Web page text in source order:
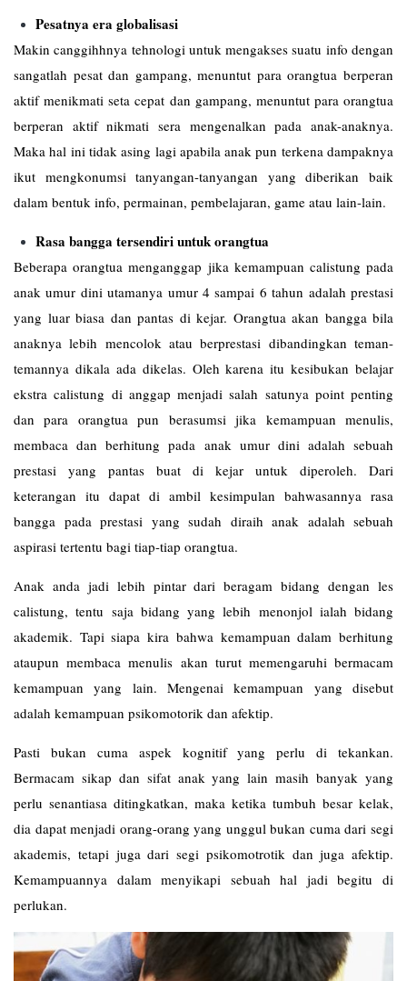
Pesatnya era globalisasi
Makin canggihhnya tehnologi untuk mengakses suatu info dengan
sangatlah pesat dan gampang, menuntut para orangtua berperan
aktif menikmati seta cepat dan gampang, menuntut para orangtua
berperan aktif nikmati sera mengenalkan pada anak-anaknya.
Maka hal ini tidak asing lagi apabila anak pun terkena dampaknya
ikut mengkonumsi tanyangan-tanyangan yang diberikan baik
dalam bentuk info, permainan, pembelajaran, game atau lain-lain.
Rasa bangga tersendiri untuk orangtua
Beberapa orangtua menganggap jika kemampuan calistung pada
anak umur dini utamanya umur 4 sampai 6 tahun adalah prestasi
yang luar biasa dan pantas di kejar. Orangtua akan bangga bila
anaknya lebih mencolok atau berprestasi dibandingkan teman-
temannya dikala ada dikelas. Oleh karena itu kesibukan belajar
ekstra calistung di anggap menjadi salah satunya point penting
dan para orangtua pun berasumsi jika kemampuan menulis,
membaca dan berhitung pada anak umur dini adalah sebuah
prestasi yang pantas buat di kejar untuk diperoleh. Dari
keterangan itu dapat di ambil kesimpulan bahwasannya rasa
bangga pada prestasi yang sudah diraih anak adalah sebuah
aspirasi tertentu bagi tiap-tiap orangtua.
Anak anda jadi lebih pintar dari beragam bidang dengan les
calistung, tentu saja bidang yang lebih menonjol ialah bidang
akademik. Tapi siapa kira bahwa kemampuan dalam berhitung
ataupun membaca menulis akan turut memengaruhi bermacam
kemampuan yang lain. Mengenai kemampuan yang disebut
adalah kemampuan psikomotorik dan afektip.
Pasti bukan cuma aspek kognitif yang perlu di tekankan.
Bermacam sikap dan sifat anak yang lain masih banyak yang
perlu senantiasa ditingkatkan, maka ketika tumbuh besar kelak,
dia dapat menjadi orang-orang yang unggul bukan cuma dari segi
akademis, tetapi juga dari segi psikomotrotik dan juga afektip.
Kemampuannya dalam menyikapi sebuah hal jadi begitu di
perlukan.